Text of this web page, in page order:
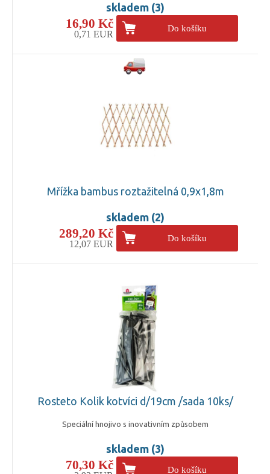
skladem (3)
16,90 Kč
0,71 EUR
Do košíku
Mřížka bambus roztažitelná 0,9x1,8m
skladem (2)
289,20 Kč
12,07 EUR
Do košíku
Rosteto Kolik kotvíci d/19cm /sada 10ks/
Speciální hnojivo s inovativním způsobem
skladem (3)
70,30 Kč Do košíku